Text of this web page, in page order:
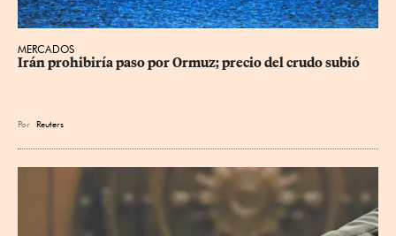
MERCADOS
Irán prohibiría paso por Ormuz; precio del crudo subió
Por Reuters